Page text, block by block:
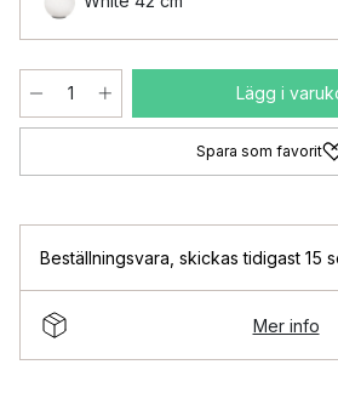
Lägg i
Spara som favorit
Beställningsvara skickas tidigast 15
Mer info